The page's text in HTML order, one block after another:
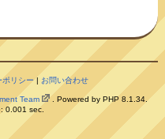
ポリシー| お問い合わせ
Team
. Powered by PHP 8.1.34.
0.001 sec.